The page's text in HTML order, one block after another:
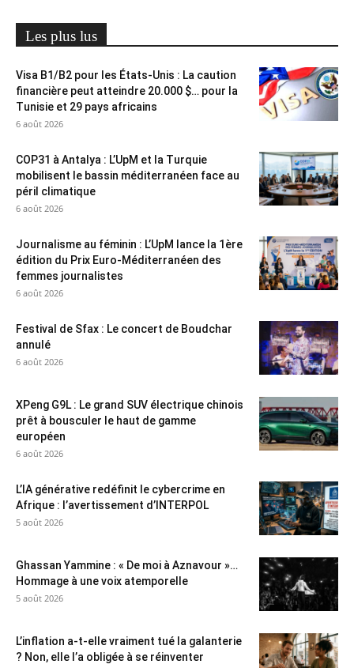
Les plus lus
Visa B1/B2 pour les États-Unis : La caution
financière peut atteindre 20.000 $… pour la
Tunisie et 29 pays africains
6 août 2026
COP31 à Antalya : L’UpM et la Turquie
mobilisent le bassin méditerranéen face au
péril climatique
6 août 2026
Journalisme au féminin : L’UpM lance la 1ère
édition du Prix Euro-Méditerranéen des
femmes journalistes
6 août 2026
Festival de Sfax : Le concert de Boudchar
annulé
6 août 2026
XPeng G9L : Le grand SUV électrique chinois
prêt à bousculer le haut de gamme
européen
6 août 2026
L’IA générative redéfinit le cybercrime en
Afrique : l’avertissement d’INTERPOL
5 août 2026
Ghassan Yammine : « De moi à Aznavour »…
Hommage à une voix atemporelle
5 août 2026
L’inflation a-t-elle vraiment tué la galanterie
? Non, elle l’a obligée à se réinventer